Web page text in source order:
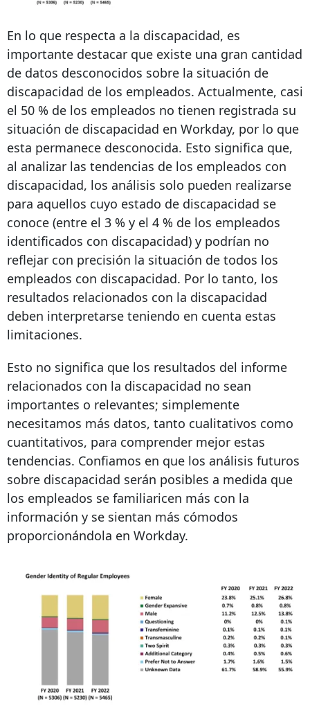
En lo que respecta a la discapacidad, es
importante destacar que existe una gran cantidad
de datos desconocidos sobre la situación de
discapacidad de los empleados. Actualmente, casi
el 50 % de los empleados no tienen registrada su
situación de discapacidad en Workday, por lo que
esta permanece desconocida. Esto significa que,
al analizar las tendencias de los empleados con
discapacidad, los análisis solo pueden realizarse
para aquellos cuyo estado de discapacidad se
conoce (entre el 3 % y el 4 % de los empleados
identificados con discapacidad) y podrían no
reflejar con precisión la situación de todos los
empleados con discapacidad. Por lo tanto, los
resultados relacionados con la discapacidad
deben interpretarse teniendo en cuenta estas
limitaciones.
Esto no significa que los resultados del informe
relacionados con la discapacidad no sean
importantes o relevantes; simplemente
necesitamos más datos, tanto cualitativos como
cuantitativos, para comprender mejor estas
tendencias. Confiamos en que los análisis futuros
sobre discapacidad serán posibles a medida que
los empleados se familiaricen más con la
información y se sientan más cómodos
proporcionándola en Workday.